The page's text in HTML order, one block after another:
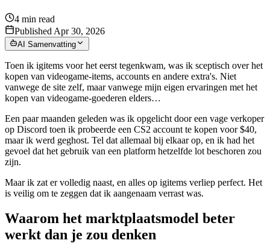
4 min read
Published Apr 30, 2026
AI Samenvatting
Toen ik igitems voor het eerst tegenkwam, was ik sceptisch over het
kopen van videogame-items, accounts en andere extra's. Niet
vanwege de site zelf, maar vanwege mijn eigen ervaringen met het
kopen van videogame-goederen elders…
Een paar maanden geleden was ik opgelicht door een vage verkoper
op Discord toen ik probeerde een CS2 account te kopen voor $40,
maar ik werd geghost. Tel dat allemaal bij elkaar op, en ik had het
gevoel dat het gebruik van een platform hetzelfde lot beschoren zou
zijn.
Maar ik zat er volledig naast, en alles op igitems verliep perfect. Het
is veilig om te zeggen dat ik aangenaam verrast was.
Waarom het marktplaatsmodel beter
werkt dan je zou denken